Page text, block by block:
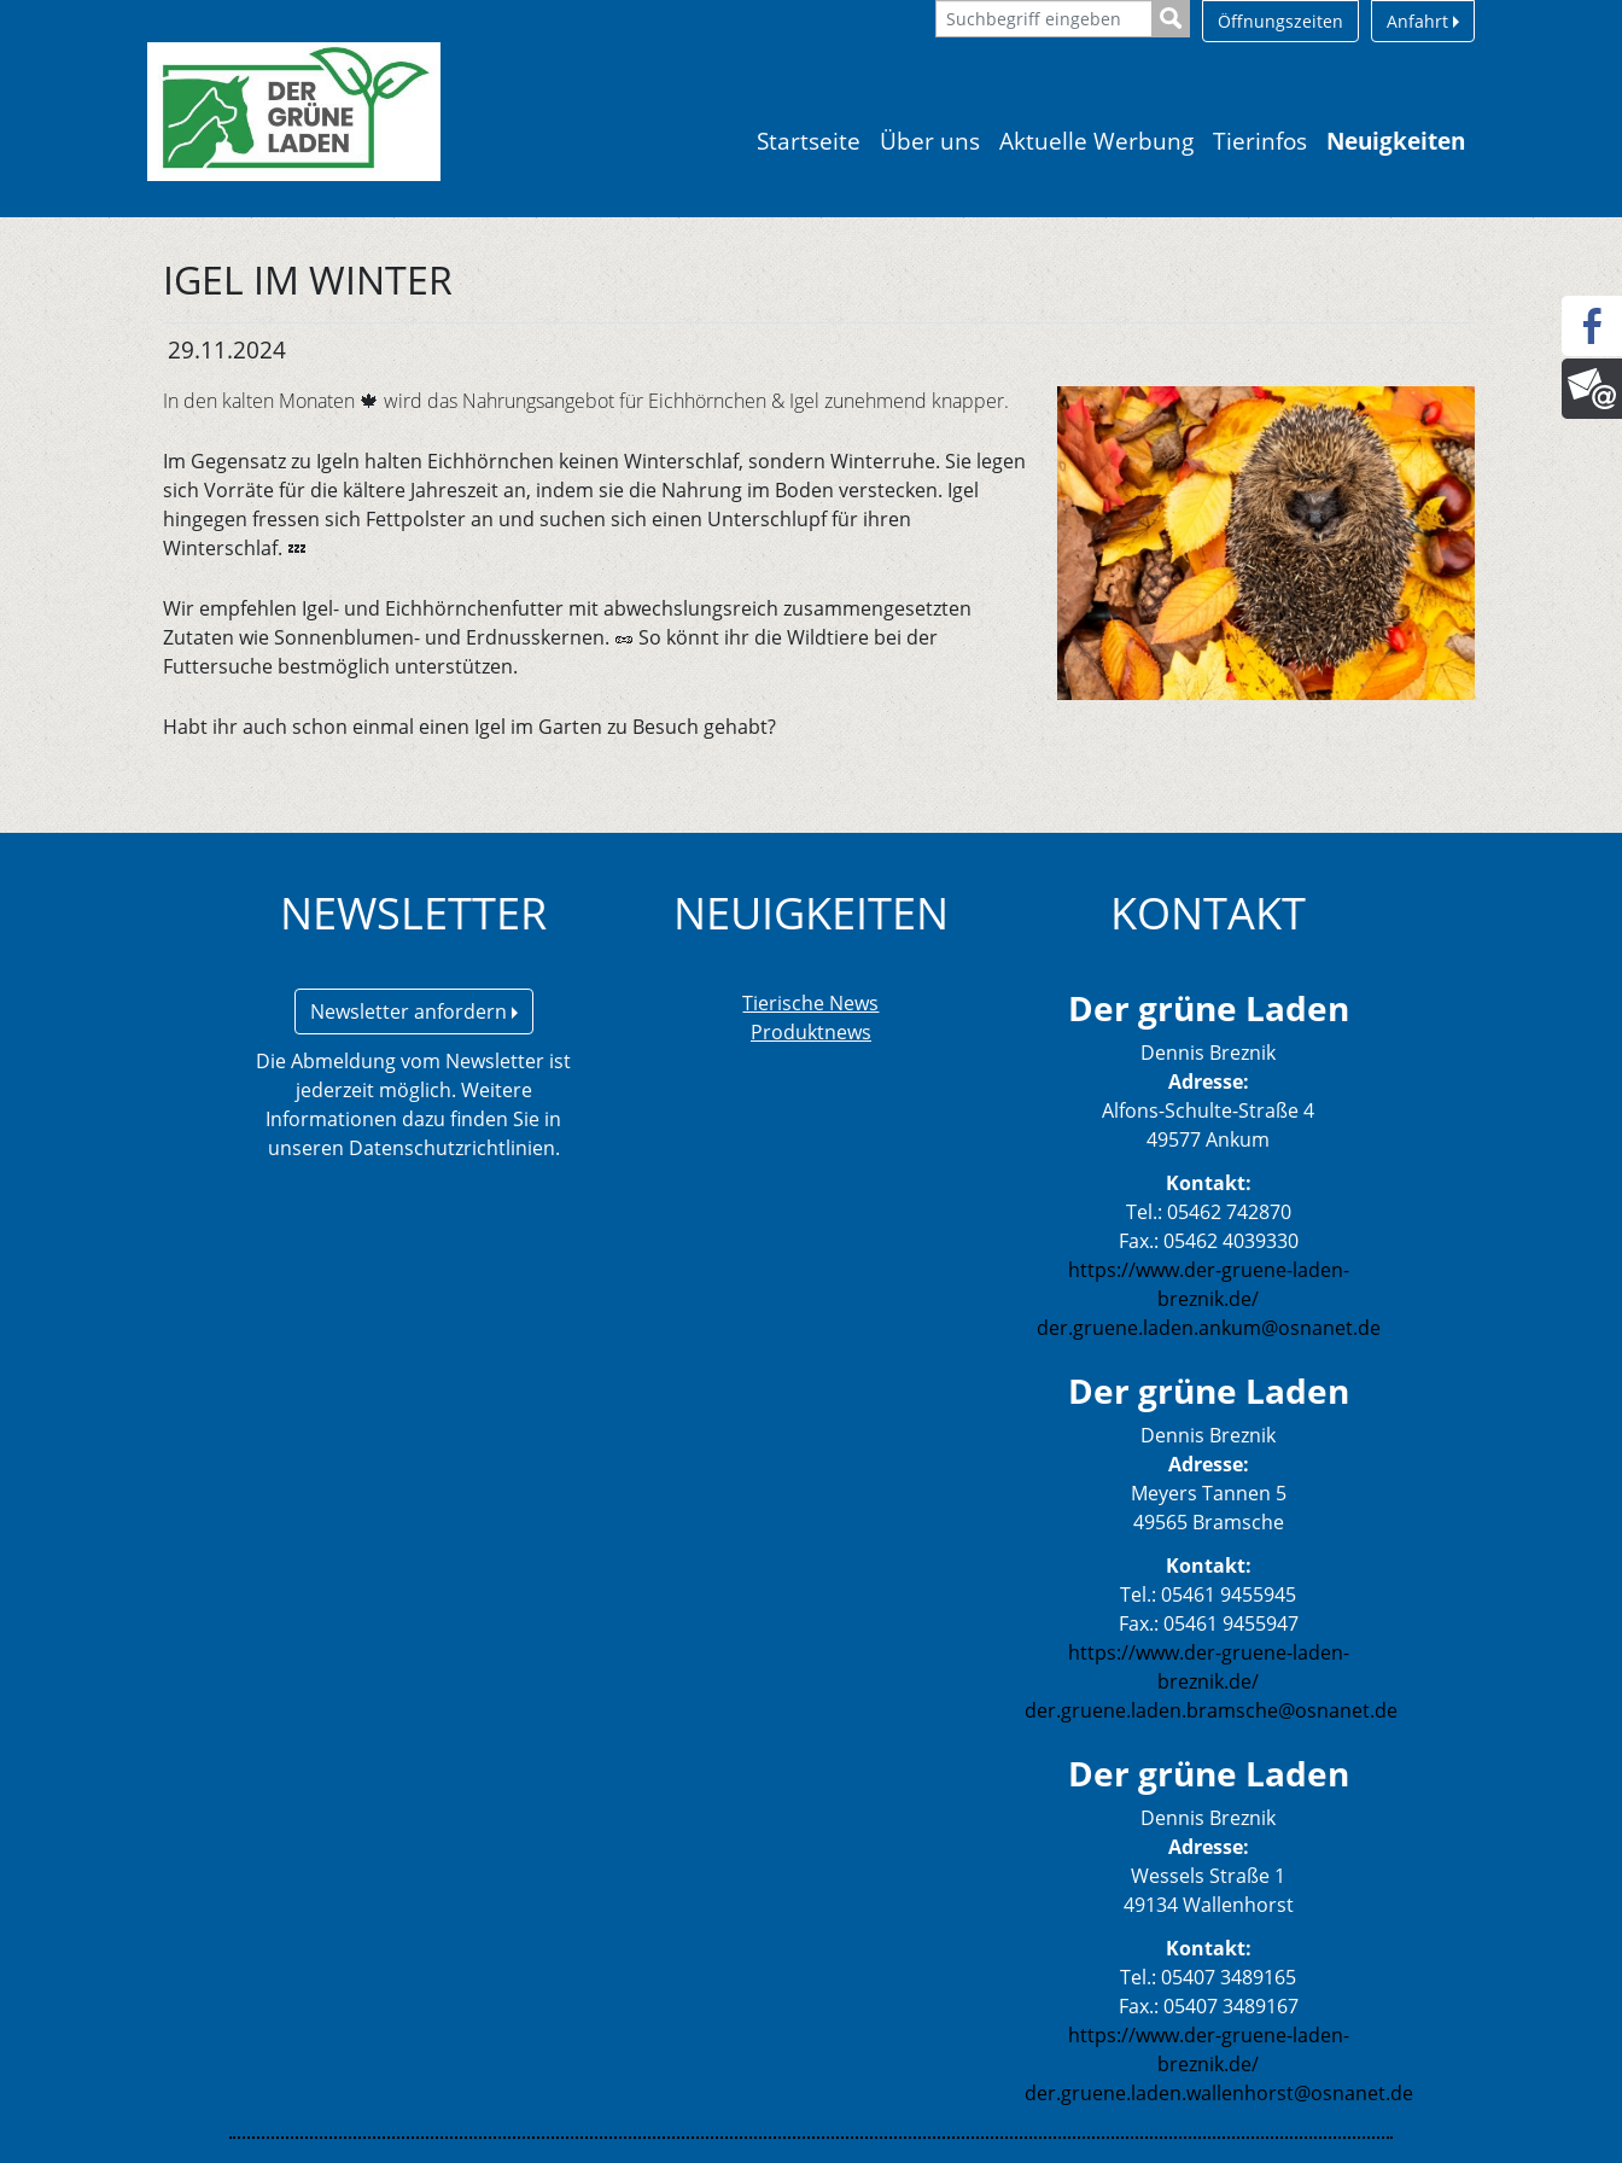
Öffnungszeiten Anfahrt
Startseite Über uns Aktuelle Werbung Tierinfos Neuigkeiten
IGEL IM WINTER
29.11.2024
In den kalten Monaten 🍁 wird das Nahrungsangebot für Eichhörnchen & Igel zunehmend knapper.
Im Gegensatz zu Igeln halten Eichhörnchen keinen Winterschlaf, sondern Winterruhe. Sie legen
sich Vorräte für die kältere Jahreszeit an, indem sie die Nahrung im Boden verstecken. Igel
hingegen fressen sich Fettpolster an und suchen sich einen Unterschlupf für ihren
Winterschlaf. 💤
Wir empfehlen Igel- und Eichhörnchenfutter mit abwechslungsreich zusammengesetzten
Zutaten wie Sonnenblumen- und Erdnusskernen. 🥜 So könnt ihr die Wildtiere bei der
Futtersuche bestmöglich unterstützen.
Habt ihr auch schon einmal einen Igel im Garten zu Besuch gehabt?
NEWSLETTER
Newsletter anfordern
Die Abmeldung vom Newsletter ist
jederzeit möglich. Weitere
Informationen dazu finden Sie in
unseren Datenschutzrichtlinien.
NEUIGKEITEN
Tierische News
Produktnews
KONTAKT
Der grüne Laden
Dennis Breznik
Adresse:
Alfons-Schulte-Straße 4
49577 Ankum
Kontakt:
Tel.: 05462 742870
Fax.: 05462 4039330
https://www.der-gruene-laden-
breznik.de/
der.gruene.laden.ankum@osnanet.de
Der grüne Laden
Dennis Breznik
Adresse:
Meyers Tannen 5
49565 Bramsche
Kontakt:
Tel.: 05461 9455945
Fax.: 05461 9455947
https://www.der-gruene-laden-
breznik.de/
der.gruene.laden.bramsche@osnanet.de
Der grüne Laden
Dennis Breznik
Adresse:
Wessels Straße 1
49134 Wallenhorst
Kontakt:
Tel.: 05407 3489165
Fax.: 05407 3489167
https://www.der-gruene-laden-
breznik.de/
der.gruene.laden.wallenhorst@osnanet.de